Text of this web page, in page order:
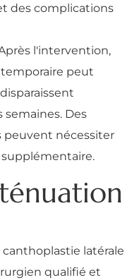
des complications
l'intervention,
peut
Des
peuvent nécessiter
canthoplastie latérale
qualifié et